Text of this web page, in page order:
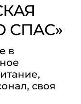
СПАС»
в
своя